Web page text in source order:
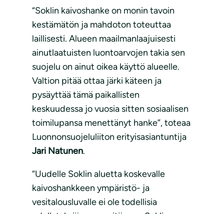
“Soklin kaivoshanke on monin tavoin
kestämätön ja mahdoton toteuttaa
laillisesti. Alueen maailmanlaajuisesti
ainutlaatuisten luontoarvojen takia sen
suojelu on ainut oikea käyttö alueelle.
Valtion pitää ottaa järki käteen ja
pysäyttää tämä paikallisten
keskuudessa jo vuosia sitten sosiaalisen
toimilupansa menettänyt hanke”, toteaa
Luonnonsuojeluliiton erityisasiantuntija
Jari Natunen.
“Uudelle Soklin aluetta koskevalle
kaivoshankkeen ympäristö- ja
vesitalousluvalle ei ole todellisia